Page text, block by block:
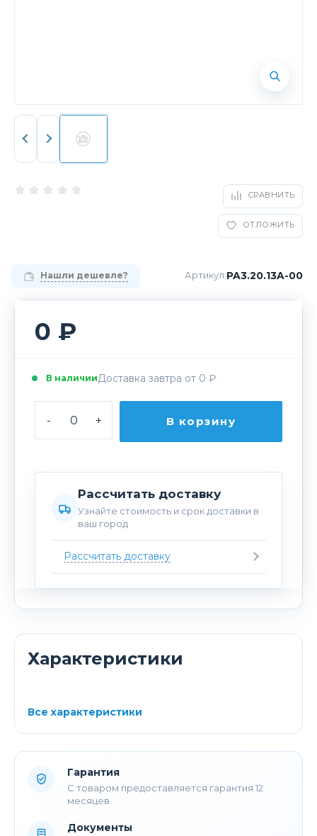
СРАВНИТЬ
ОТЛОЖИТЬ
Артикул:PA3.20.13A-00
Нашли дешевле?
0 ₽
В наличииДоставка завтра от 0 ₽
- + В корзину
Рассчитать доставку
Узнайте стоимость и срок доставки в
ваш город
Рассчитать доставку
Характеристики
Все характеристики
Гарантия
С товаром предоставляется гарантия 12
месяцев
Документы